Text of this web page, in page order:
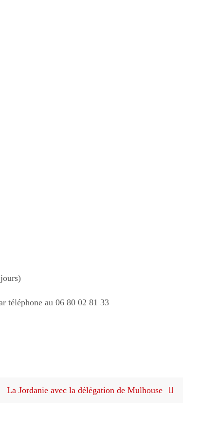
téléphone au 06 80 02 81 33
La Jordanie avec la délégation de Mulhouse